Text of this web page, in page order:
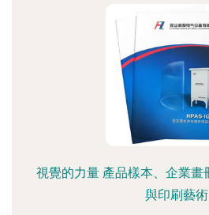
視覺的力量 產品樣本、企業畫
與印刷藝術